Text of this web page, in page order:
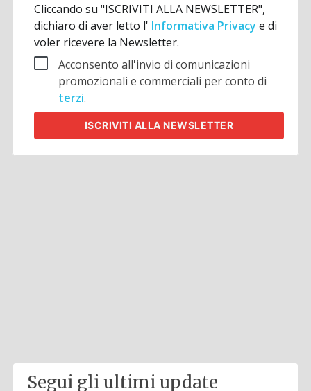
Cliccando su "ISCRIVITI ALLA NEWSLETTER",
dichiaro di aver letto l' Informativa Privacye di
voler ricevere la Newsletter.
Acconsento all'invio di comunicazioni
promozionali e commerciali per conto di
terzi.
ISCRIVITI ALLA NEWSLETTER
Segui gli ultimi update